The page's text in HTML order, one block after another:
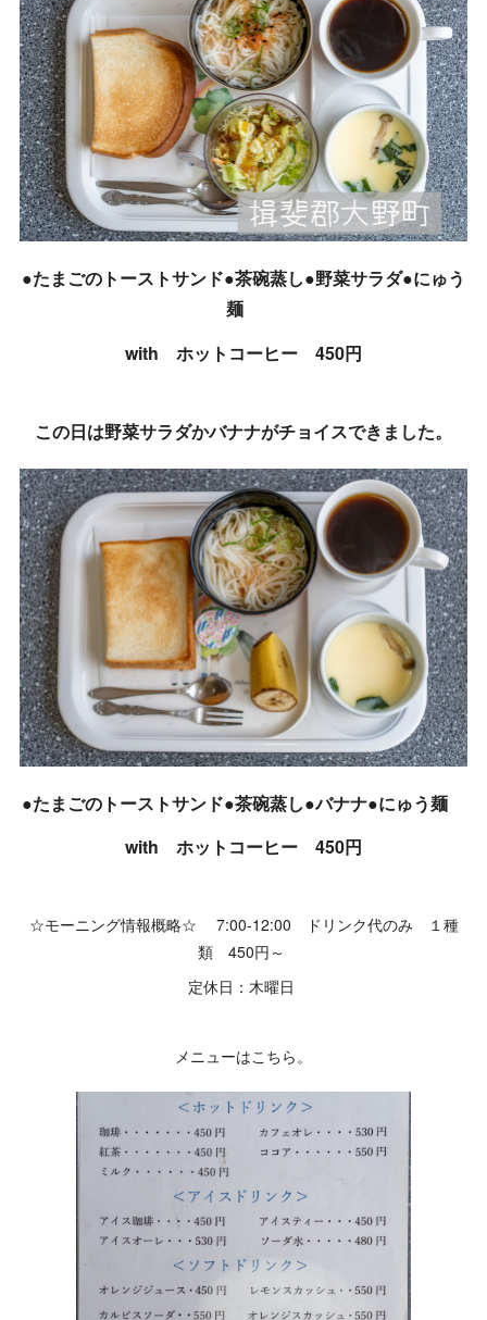
●たまごのトーストサンド●茶碗蒸し●野菜サラダ●にゅう
麺
with ホットコーヒー 450円
この日は野菜サラダかバナナがチョイスできました。
●たまごのトーストサンド●茶碗蒸し●バナナ●にゅう麺
with ホットコーヒー 450円
☆モーニング情報概略☆ 7:00-12:00 ドリンク代のみ １種
類 450円～
定休日：木曜日
メニューはこちら。